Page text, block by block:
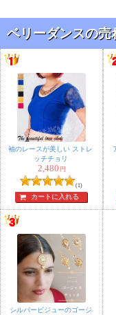
ベリーダンスの売
袖のレースが美しい ストレ
ッチチョリ
2,480 円
(1)
カートに入れる
シルバービジューのゴージ